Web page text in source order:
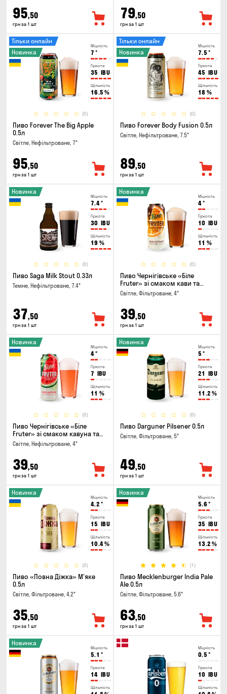
95,50
грн за 1 шт
79,50
грн за 1 шт
Міцність
7 °
Гіркота
35 IBU
Щільність
16.5 %
(0)
Тільки онлайн
Новинка
Пиво Forever The Big Apple
0.5л
Світле, Нефільтроване, 7°
95,50
грн за 1 шт
Міцність
7.5 °
Гіркота
45 IBU
Щільність
18 %
(0)
Тільки онлайн
Новинка
Пиво Forever Body Fusion 0.5л
Світле, Нефільтроване, 7.5°
89,50
грн за 1 шт
Міцність
7.4°
Гіркота
30 IBU
Щільність
19 %
(0)
Новинка
Пиво Saga Milk Stout 0.33л
Темне, Нефільтроване, 7.4°
37,50
грн за 1 шт
Міцність
4°
Гіркота
10 IBU
Щільність
11 %
(0)
Новинка
Пиво Чернігівське «Біле
Fruter» зі смаком кави та
апельсину 0.5л
Світле, Фільтроване, 4°
39,50
грн за 1 шт
Міцність
4°
Гіркота
7 IBU
Щільність
11 %
(0)
Новинка
Пиво Чернігівське «Біле
Fruter» зі смаком кавуна та
м'яти 0.5л
Світле, Нефільтроване, 4°
39,50
грн за 1 шт
Міцність
5 °
Гіркота
21 IBU
Щільність
11.2 %
(0)
Новинка
Пиво Darguner Pilsener 0.5л
Світле, Фільтроване, 5°
49,50
грн за 1 шт
Міцність
4.2 °
Гіркота
15 IBU
Щільність
10.4%
(0)
Новинка
Пиво «Повна Діжка» М'яке
0.5л
Світле, Фільтроване, 4.2°
35,50
грн за 1 шт
Міцність
5.6 °
Гіркота
35 IBU
Щільність
13.2 %
(1)
Новинка
Пиво Mecklenburger India Pale
Ale 0.5л
Світле, Фільтроване, 5.6°
63,50
грн за 1 шт
Міцність
5.1 °
Гіркота
14 IBU
Щільність
Новинка
Міцність
0.5 °
Гіркота
10 IBU
Щільність